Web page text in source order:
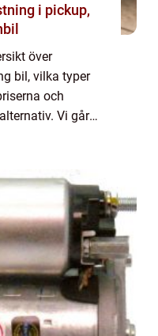
över
bil, vilka typer
och
Vi går